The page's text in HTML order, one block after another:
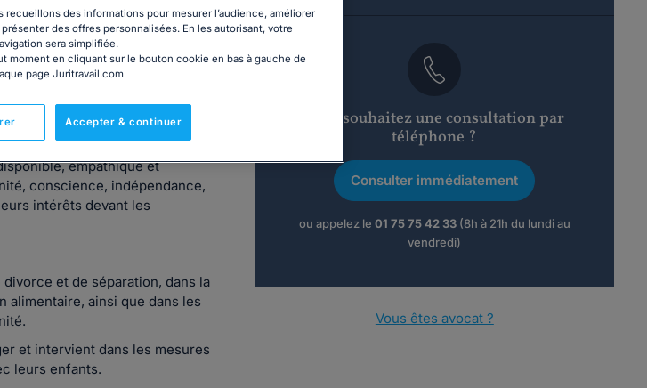
COORDONNÉES
empathique et
conscience, indépendance,
intérêts devant les
et de séparation, dans la
alimentaire, ainsi que dans les
et intervient dans les mesures
leurs enfants.
Vous souhaitez une consultation par
téléphone ?
Consulter immédiatement
ou appelez le 01 75 75 42 33(8h à 21h du lundi au
vendredi)
Vous êtes avocat ?
des informations pour mesurer l’audience, améliorer
des offres personnalisées. En les autorisant, votre
sera simplifiée.
moment en cliquant sur le bouton cookie en bas à gauche de
page Juritravail.com
Accepter & continuer